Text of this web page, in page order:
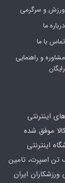
ورزش و سرگرمی
درباره ما
تماس با ما
مشاوره و راهنمایی
رایگان
اینترنتی
موفق شده
اینترنتی
تن اسپرت، تامین
ایران